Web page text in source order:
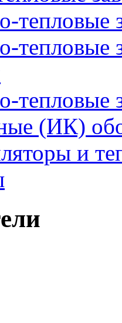
тепловые
тепловые
тепловые
(ИК)
и